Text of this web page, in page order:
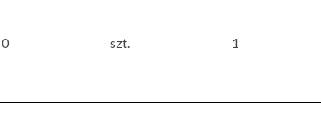
0 szt. 1